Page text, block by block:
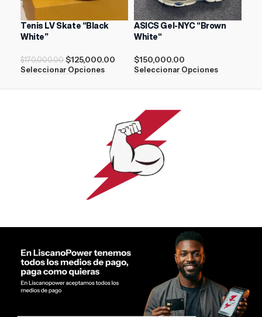
Tenis LV Skate “Black
White”
$170,000.00 $125,000.00
Seleccionar Opciones
ASICS Gel-NYC “Brown
White“
$150,000.00
Seleccionar Opciones